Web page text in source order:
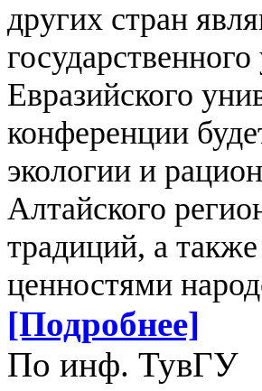
других стран
Евразийского
конференции
экологии и
Алтайского
традиций, а
ценностями
[Подробнее]
По инф. ТувГУ